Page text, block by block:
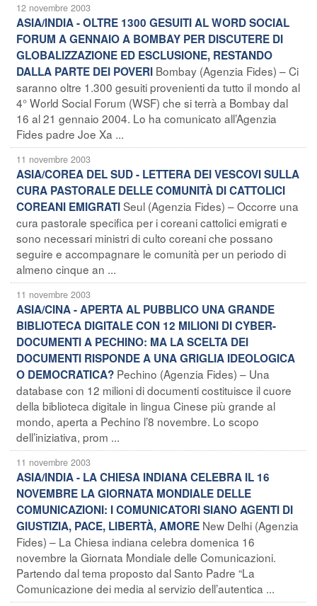
12 novembre 2003
ASIA/INDIA - OLTRE 1300 GESUITI AL WORD SOCIAL
FORUM A GENNAIO A BOMBAY PER DISCUTERE DI
GLOBALIZZAZIONE ED ESCLUSIONE, RESTANDO
DALLA PARTE DEI POVERI Bombay (Agenzia Fides) – Ci
saranno oltre 1.300 gesuiti provenienti da tutto il mondo al
4° World Social Forum (WSF) che si terrà a Bombay dal
16 al 21 gennaio 2004. Lo ha comunicato all’Agenzia
Fides padre Joe Xa ...
11 novembre 2003
ASIA/COREA DEL SUD - LETTERA DEI VESCOVI SULLA
CURA PASTORALE DELLE COMUNITÀ DI CATTOLICI
COREANI EMIGRATISeul (Agenzia Fides) – Occorre una
cura pastorale specifica per i coreani cattolici emigrati e
sono necessari ministri di culto coreani che possano
seguire e accompagnare le comunità per un periodo di
almeno cinque an ...
11 novembre 2003
ASIA/CINA - APERTA AL PUBBLICO UNA GRANDE
BIBLIOTECA DIGITALE CON 12 MILIONI DI CYBER-
DOCUMENTI A PECHINO: MA LA SCELTA DEI
DOCUMENTI RISPONDE A UNA GRIGLIA IDEOLOGICA
O DEMOCRATICA? Pechino (Agenzia Fides) – Una
database con 12 milioni di documenti costituisce il cuore
della biblioteca digitale in lingua Cinese più grande al
mondo, aperta a Pechino l’8 novembre. Lo scopo
dell’iniziativa, prom ...
11 novembre 2003
ASIA/INDIA - LA CHIESA INDIANA CELEBRA IL 16
NOVEMBRE LA GIORNATA MONDIALE DELLE
COMUNICAZIONI: I COMUNICATORI SIANO AGENTI DI
GIUSTIZIA, PACE, LIBERTÀ, AMORE New Delhi (Agenzia
Fides) – La Chiesa indiana celebra domenica 16
novembre la Giornata Mondiale delle Comunicazioni.
Partendo dal tema proposto dal Santo Padre “La
Comunicazione dei media al servizio dell’autentica ...